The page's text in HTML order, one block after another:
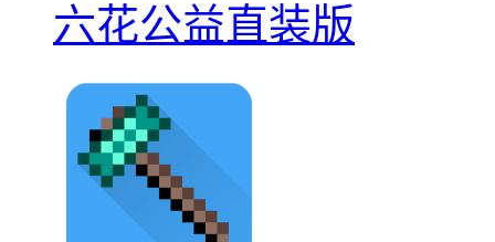
六花公益直装版